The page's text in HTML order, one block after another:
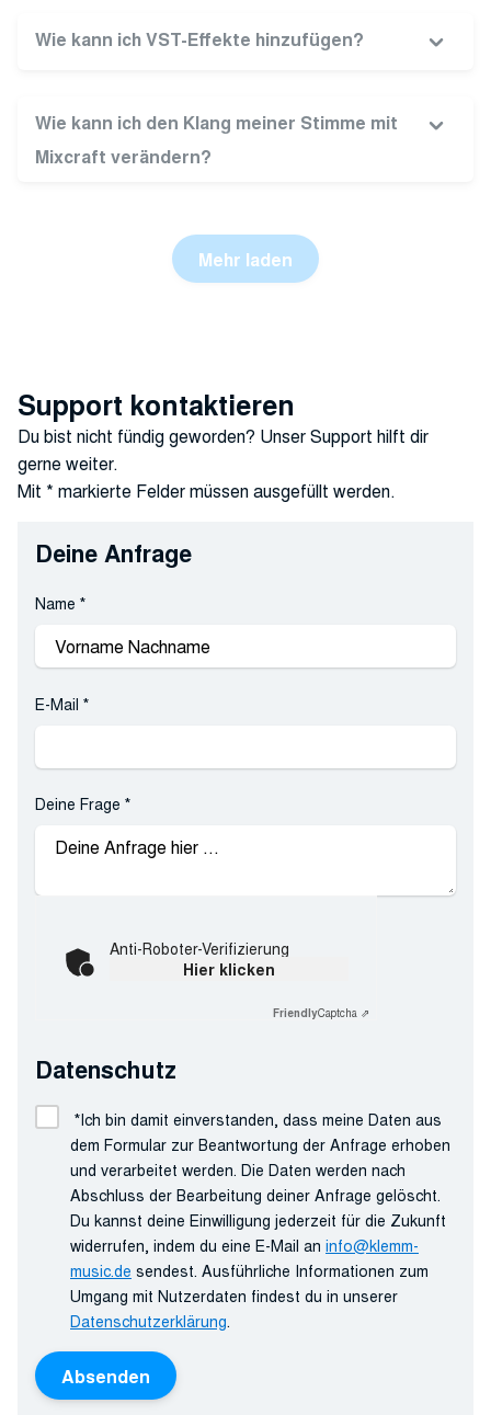
Wie kann ich VST-Effekte hinzufügen?
Wie kann ich den Klang meiner Stimme mit
Mixcraft verändern?
Mehr laden
Support kontaktieren
Du bist nicht fündig geworden? Unser Support hilft dir
gerne weiter.
Mit * markierte Felder müssen ausgefüllt werden.
Deine Anfrage
Name *
E-Mail *
Deine Frage *
Anti-Roboter-Verifizierung
Hier klicken
FriendlyCaptcha ⇗
Datenschutz
*Ich bin damit einverstanden, dass meine Daten aus
dem Formular zur Beantwortung der Anfrage erhoben
und verarbeitet werden. Die Daten werden nach
Abschluss der Bearbeitung deiner Anfrage gelöscht.
Du kannst deine Einwilligung jederzeit für die Zukunft
widerrufen, indem du eine E-Mail an info@klemm-
music.de sendest. Ausführliche Informationen zum
Umgang mit Nutzerdaten findest du in unserer
Datenschutzerklärung.
Absenden